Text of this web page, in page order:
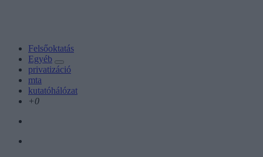
Felsőoktatás
Egyéb
privatizáció
mta
kutatóhálózat
+0